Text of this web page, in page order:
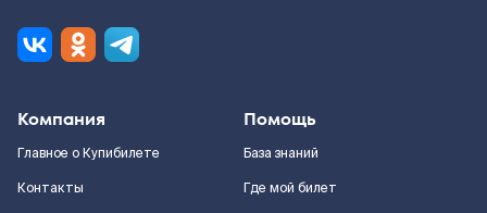
Компания
Главное о Купибилете
Контакты
Помощь
База знаний
Где мой билет